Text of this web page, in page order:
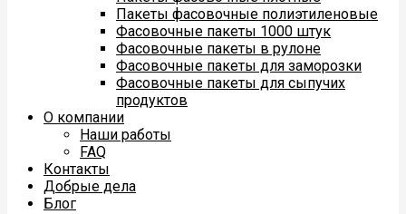
Пакеты фасовочные полиэтиленовые
Фасовочные пакеты 1000 штук
Фасовочные пакеты в рулоне
Фасовочные пакеты для заморозки
Фасовочные пакеты для сыпучих
продуктов
О компании
Наши работы
FAQ
Контакты
Добрые дела
Блог